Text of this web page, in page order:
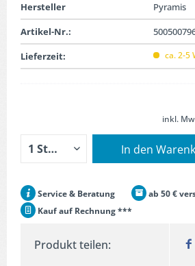
Hersteller
Pyramis
Artikel-Nr.:
Lieferzeit:
ca. 2-5
inkl.
In den
Service & Beratung
ab 50 €
Kauf auf Rechnung ***
Produkt teilen: